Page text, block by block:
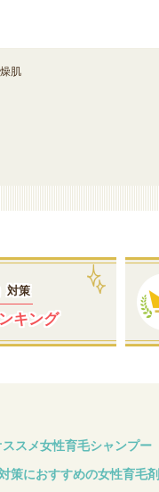
肌
対策
キング
ススメ女性育毛シャンプー
策におすすめの女性育毛剤